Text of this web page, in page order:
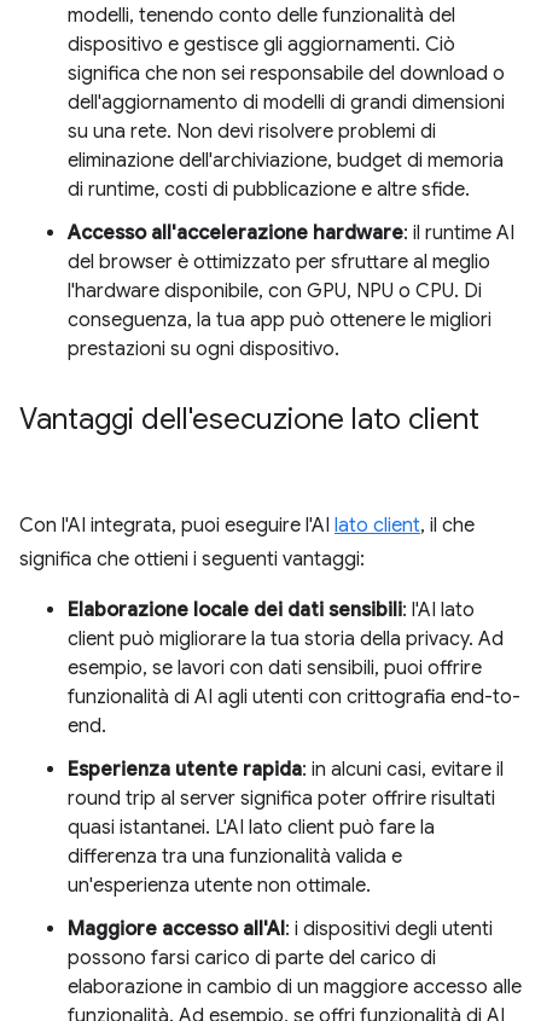
modelli, tenendo conto delle funzionalità del
dispositivo e gestisce gli aggiornamenti. Ciò
significa che non sei responsabile del download o
dell'aggiornamento di modelli di grandi dimensioni
su una rete. Non devi risolvere problemi di
eliminazione dell'archiviazione, budget di memoria
di runtime, costi di pubblicazione e altre sfide.
Accesso all'accelerazione hardware: il runtime AI
del browser è ottimizzato per sfruttare al meglio
l'hardware disponibile, con GPU, NPU o CPU. Di
conseguenza, la tua app può ottenere le migliori
prestazioni su ogni dispositivo.
Vantaggi dell'esecuzione lato client
Con l'AI integrata, puoi eseguire l'AI lato client, il che
significa che ottieni i seguenti vantaggi:
Elaborazione locale dei dati sensibili: l'AI lato
client può migliorare la tua storia della privacy. Ad
esempio, se lavori con dati sensibili, puoi offrire
funzionalità di AI agli utenti con crittografia end-to-
end.
Esperienza utente rapida: in alcuni casi, evitare il
round trip al server significa poter offrire risultati
quasi istantanei. L'AI lato client può fare la
differenza tra una funzionalità valida e
un'esperienza utente non ottimale.
Maggiore accesso all'AI: i dispositivi degli utenti
possono farsi carico di parte del carico di
elaborazione in cambio di un maggiore accesso alle
funzionalità. Ad esempio, se offri funzionalità di AI